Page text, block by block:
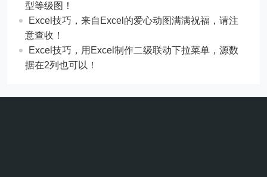
型等级图！
Excel技巧，来自Excel的爱心动图满满祝福，请注
意查收！
Excel技巧，用Excel制作二级联动下拉菜单，源数
据在2列也可以！